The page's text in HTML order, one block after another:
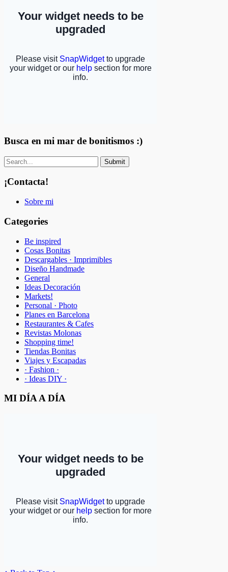
Busca en mi mar de bonitismos :)
¡Contacta!
Sobre mi
Categories
Be inspired
Cosas Bonitas
Descargables · Imprimibles
Diseño Handmade
General
Ideas Decoración
Markets!
Personal · Photo
Planes en Barcelona
Restaurantes & Cafes
Revistas Molonas
Shopping time!
Tiendas Bonitas
Viajes y Escapadas
· Fashion ·
· Ideas DIY ·
MI DÍA A DÍA